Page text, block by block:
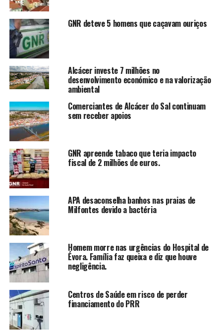
GNR deteve 5 homens que caçavam ouriços
Alcácer investe 7 milhões no
desenvolvimento económico e na valorização
ambiental
Comerciantes de Alcácer do Sal continuam
sem receber apoios
GNR apreende tabaco que teria impacto
fiscal de 2 milhões de euros.
APA desaconselha banhos nas praias de
Milfontes devido a bactéria
Homem morre nas urgências do Hospital de
Évora. Família faz queixa e diz que houve
negligência.
Centros de Saúde em risco de perder
financiamento do PRR